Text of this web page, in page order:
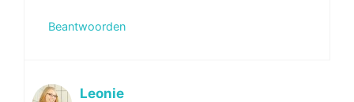
Beantwoorden
Leonie